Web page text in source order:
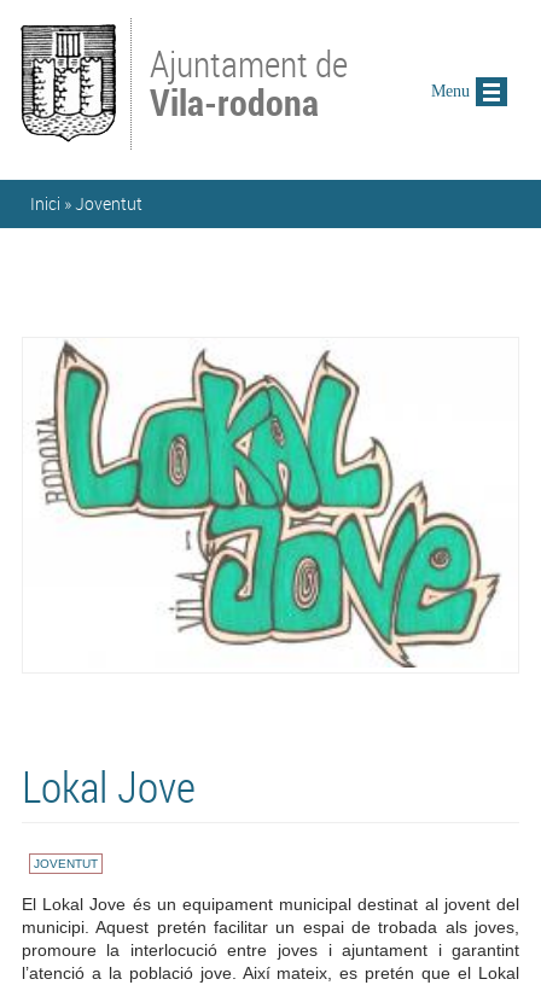
Ajuntament de
Vila-rodona
Esteu aquí
Inici »Joventut
Lokal Jove
JOVENTUT
El Lokal Jove és un equipament municipal destinat al jovent del
municipi. Aquest pretén facilitar un espai de trobada als joves,
promoure la interlocució entre joves i ajuntament i garantint
l’atenció a la població jove. Així mateix, es pretén que el Lokal
Menu